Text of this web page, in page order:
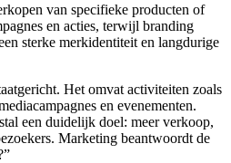
van specifieke producten of
en acties, terwijl branding
sterke merkidentiteit en langdurige
Het omvat activiteiten zoals
en evenementen.
een duidelijk doel: meer verkoop,
Marketing beantwoordt de